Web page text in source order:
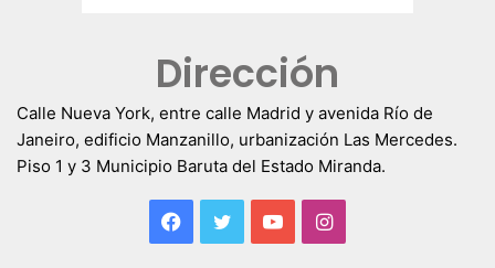
Dirección
Calle Nueva York, entre calle Madrid y avenida Río de
Janeiro, edificio Manzanillo, urbanización Las Mercedes.
Piso 1 y 3 Municipio Baruta del Estado Miranda.
Facebook
TwitterYouTubeInstagram